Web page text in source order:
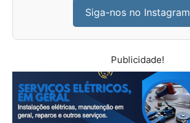
Siga-nos no Instagram
Publicidade!